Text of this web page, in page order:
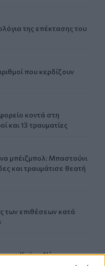
της επέκτασης του
που κερδίζουν
κοντά στη
και 13 τραυματίες
μπέιζμπολ: Μπαστούνι
και τραυμάτισε θεατή
των επιθέσεων κατά
Κρήτη: Νέα